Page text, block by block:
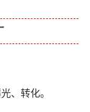
、转化。